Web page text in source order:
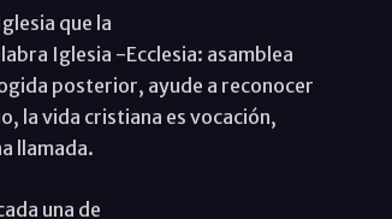
que la
Iglesia -Ecclesia: asamblea
posterior, ayude a reconocer
la vida cristiana es vocación,
llamada.
una de